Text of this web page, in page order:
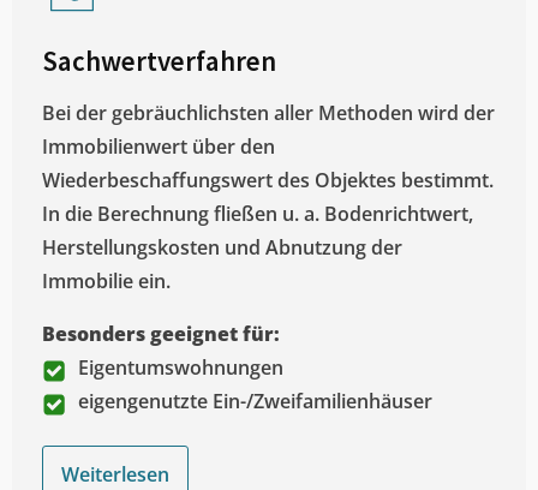
Sachwertverfahren
Bei der gebräuchlichsten aller Methoden wird der
Immobilienwert über den
Wiederbeschaffungswert des Objektes bestimmt.
In die Berechnung fließen u. a. Bodenrichtwert,
Herstellungskosten und Abnutzung der
Immobilie ein.
Besonders geeignet für:
Eigentumswohnungen
eigengenutzte Ein-/Zweifamilienhäuser
Weiterlesen